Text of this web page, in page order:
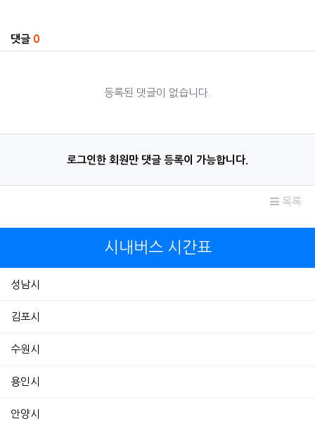
댓글 0
등록된 댓글이 없습니다.
로그인한 회원만 댓글 등록이 가능합니다.
목록
시내버스 시간표
성남시
김포시
수원시
용인시
안양시